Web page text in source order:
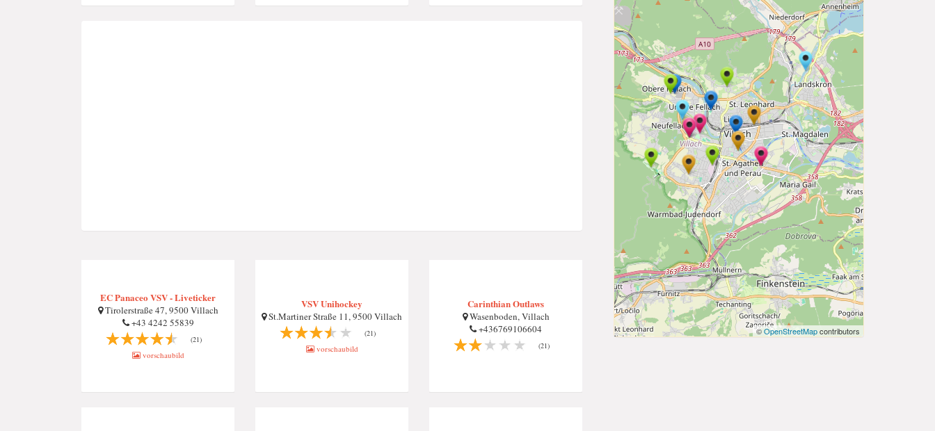
EC Panaceo VSV - Liveticker
Tirolerstraße 47, 9500 Villach
+43 4242 55839
(21)
vorschaubild
VSV Unihockey
St.Martiner Straße 11, 9500 Villach
(21)
vorschaubild
Carinthian Outlaws
Wasenboden, Villach
+436769106604
(21)
©OpenStreetMapcontributors